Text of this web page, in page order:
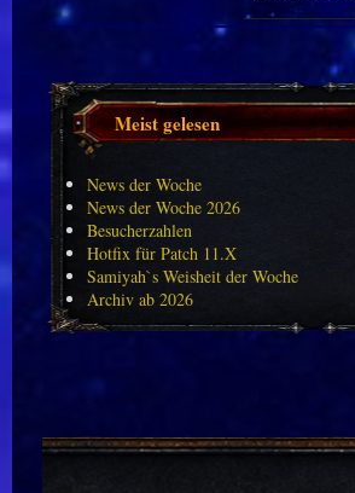
Meist gelesen
News der Woche
News der Woche 2026
Besucherzahlen
Hotfix für Patch 11.X
Samiyah`s Weisheit der Woche
Archiv ab 2026